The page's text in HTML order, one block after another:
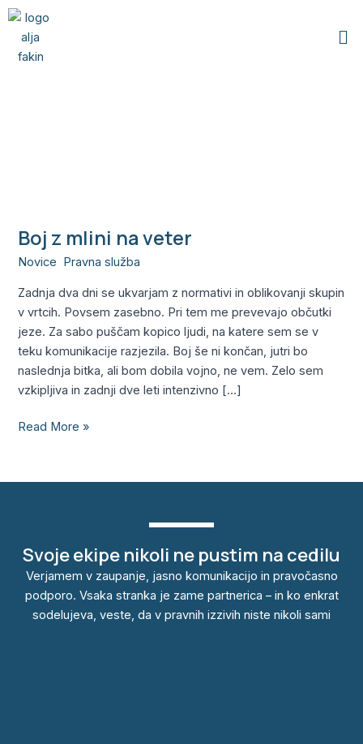
Skip
content
Boj z mlini na veter
Novice Pravna služba
Zadnja dva dni se ukvarjam z normativi in oblikovanji skupin
v vrtcih. Povsem zasebno. Pri tem me prevevajo občutki
jeze. Za sabo puščam kopico ljudi, na katere sem se v
teku komunikacije razjezila. Boj še ni končan, jutri bo
naslednja bitka, ali bom dobila vojno, ne vem. Zelo sem
vzkipljiva in zadnji dve leti intenzivno […]
Boj
z
na
veter
Read More »
Svoje ekipe nikoli ne pustim na cedilu
Verjamem v zaupanje, jasno komunikacijo in pravočasno
podporo. Vsaka stranka je zame partnerica – in ko enkrat
sodelujeva, veste, da v pravnih izzivih niste nikoli sami